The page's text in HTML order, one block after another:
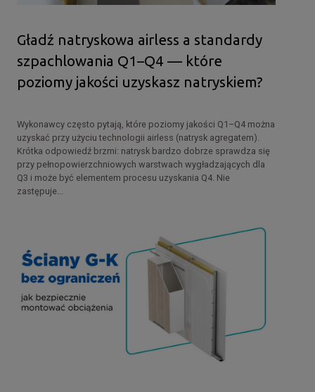
Gładź natryskowa airless a standardy
szpachlowania Q1–Q4 — które
poziomy jakości uzyskasz natryskiem?
Wykonawcy często pytają, które poziomy jakości Q1–Q4 można
uzyskać przy użyciu technologii airless (natrysk agregatem).
Krótka odpowiedź brzmi: natrysk bardzo dobrze sprawdza się
przy pełnopowierzchniowych warstwach wygładzających dla
Q3 i może być elementem procesu uzyskania Q4. Nie
zastępuje...